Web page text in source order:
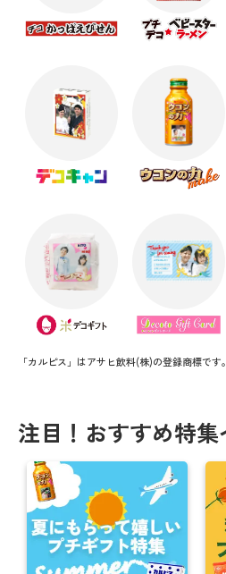
「カルピス」はアサヒ飲料(株)の登録商標です。
注目！おすすめ特集